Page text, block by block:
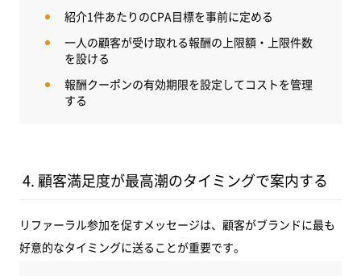
紹介1件あたりのCPA目標を事前に定める
一人の顧客が受け取れる報酬の上限額・上限件数
を設ける
報酬クーポンの有効期限を設定してコストを管理
する
4. 顧客満足度が最高潮のタイミングで案内する
リファーラル参加を促すメッセージは、顧客がブランドに最も
好意的なタイミングに送ることが重要です。